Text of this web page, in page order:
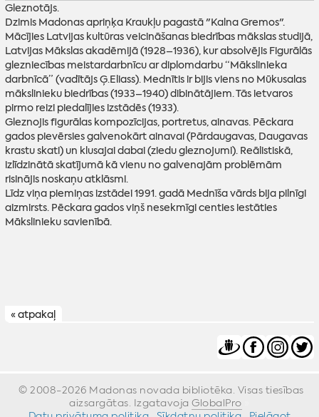
Gleznotājs.
Dzimis Madonas apriņķa Kraukļu pagastā "Kalna Gremos".
Mācījies Latvijas kultūras veicināšanas biedrības mākslas studijā,
Latvijas Mākslas akadēmijā (1928–1936), kur absolvējis Figurālās
glezniecības meistardarbnīcu ar diplomdarbu “Mākslinieka
darbnīcā” (vadītājs Ģ.Eliass). Mednītis ir bijis viens no Mūkusalas
mākslinieku biedrības (1933–1940) dibinātājiem. Tās ietvaros
pirmo reizi piedalījies izstādēs (1933).
Gleznojis figurālas kompozīcijas, portretus, ainavas. Pēckara
gados pievērsies galvenokārt ainavai (Pārdaugavas, Daugavas
krastu skati) un klusajai dabai (ziedu gleznojumi). Reālistiskā,
izlīdzinātā skatījumā kā vienu no galvenajām problēmām
risinājis noskaņu atklāsmi.
Līdz viņa piemiņas izstādei 1991. gadā Mednīša vārds bija pilnīgi
aizmirsts. Pēckara gados viņš nesekmīgi centies iestāties
Mākslinieku savienībā.
« atpakaļ
© 2008-2026 Madonas novada bibliotēka. Visas tiesības
aizsargātas. IzgatavojaGlobalPro